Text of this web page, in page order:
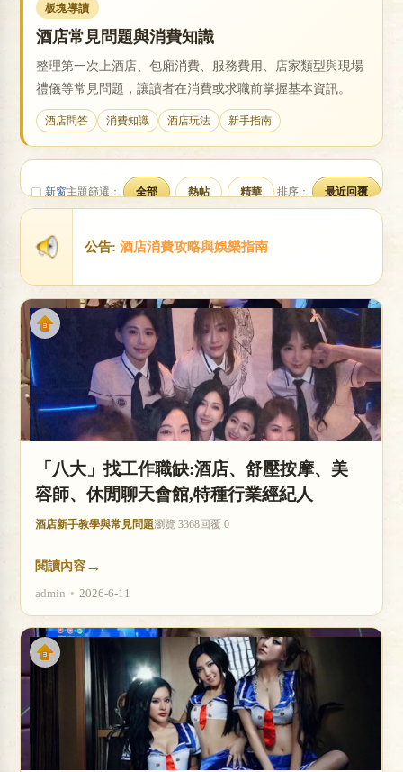
板塊導讀
酒店常見問題與消費知識
整理第一次上酒店、包廂消費、服務費用、店家類型與現場
禮儀等常見問題，讓讀者在消費或求職前掌握基本資訊。
酒店問答 消費知識 酒店玩法 新手指南
新窗主題篩選： 全部 熱帖 精華 排序： 最近回覆
公告: 酒店消費攻略與娛樂指南
「八大」找工作職缺:酒店、舒壓按摩、美
容師、休閒聊天會館,特種行業經紀人
酒店新手教學與常見問題瀏覽 3368回覆 0
閱讀內容 →
admin • 2026-6-11